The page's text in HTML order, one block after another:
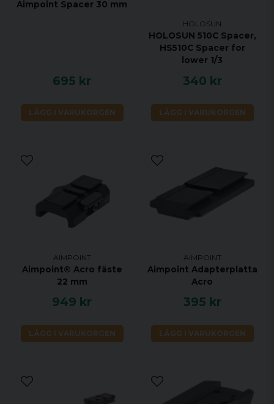
Aimpoint Spacer 30 mm
695 kr
LÄGG I VARUKORGEN
HOLOSUN
HOLOSUN 510C Spacer,
HS510C Spacer for
lower 1/3
340 kr
LÄGG I VARUKORGEN
AIMPOINT
Aimpoint® Acro fäste
22 mm
949 kr
LÄGG I VARUKORGEN
AIMPOINT
Aimpoint Adapterplatta
Acro
395 kr
LÄGG I VARUKORGEN